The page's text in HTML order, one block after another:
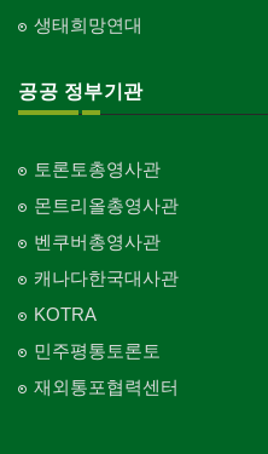
생태희망연대
공공 정부기관
토론토총영사관
몬트리올총영사관
벤쿠버총영사관
캐나다한국대사관
KOTRA
민주평통토론토
재외통포협력센터